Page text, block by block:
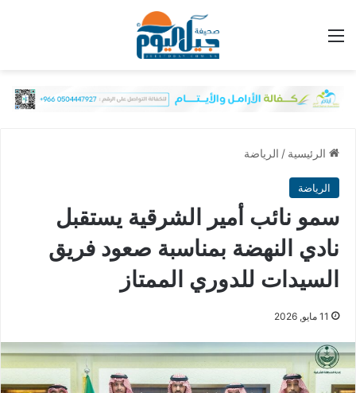
الرئيسية / الرياضة
الرياضة
سمو نائب أمير الشرقية يستقبل
نادي النهضة بمناسبة صعود فريق
السيدات للدوري الممتاز
11 مايو, 2026